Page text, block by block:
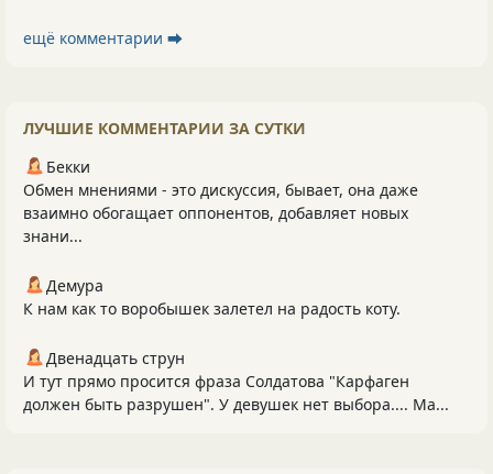
ещё комментарии ⮕
ЛУЧШИЕ КОММЕНТАРИИ ЗА СУТКИ
Бекки
Обмен мнениями - это дискуссия, бывает, она даже
взаимно обогащает оппонентов, добавляет новых
знани...
Демура
К нам как то воробышек залетел на радость коту.
Двенадцать струн
И тут прямо просится фраза Солдатова "Карфаген
должен быть разрушен". У девушек нет выбора.... Ма...